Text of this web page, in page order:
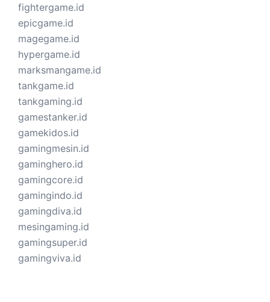
fightergame.id
epicgame.id
magegame.id
hypergame.id
marksmangame.id
tankgame.id
tankgaming.id
gamestanker.id
gamekidos.id
gamingmesin.id
gaminghero.id
gamingcore.id
gamingindo.id
gamingdiva.id
mesingaming.id
gamingsuper.id
gamingviva.id